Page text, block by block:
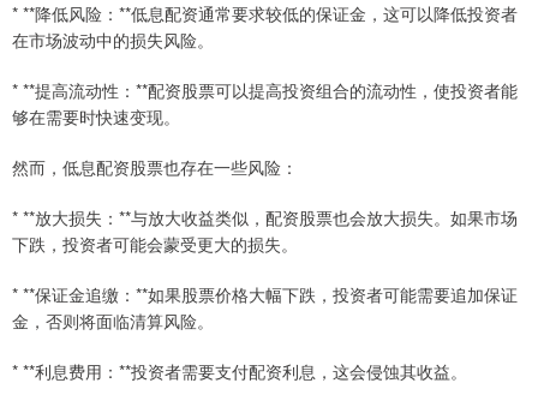
* **降低风险：**低息配资通常要求较低的保证金，这可以降低投资者
在市场波动中的损失风险。
* **提高流动性：**配资股票可以提高投资组合的流动性，使投资者能
够在需要时快速变现。
然而，低息配资股票也存在一些风险：
* **放大损失：**与放大收益类似，配资股票也会放大损失。如果市场
下跌，投资者可能会蒙受更大的损失。
* **保证金追缴：**如果股票价格大幅下跌，投资者可能需要追加保证
金，否则将面临清算风险。
* **利息费用：**投资者需要支付配资利息，这会侵蚀其收益。